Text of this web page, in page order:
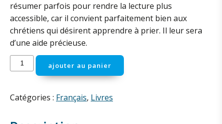
résumer parfois pour rendre la lecture plus
accessible, car il convient parfaitement bien aux
chrétiens qui désirent apprendre à prier. Il leur sera
d’une aide précieuse.
quantité
de
voies
ajouter au panier
Catégories : Français, Livres